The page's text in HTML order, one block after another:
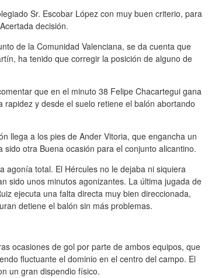
Sr. Escobar López con muy buen criterio, para
decisión.
de la Comunidad Valenciana, se da cuenta que
ha tenido que corregir la posición de alguno de
que en el minuto 38 Felipe Chacartegui gana
y desde el suelo retiene el balón abortando
llega a los pies de Ander Vitoria, que engancha un
otra Buena ocasión para el conjunto alicantino.
agonía total. El Hércules no le dejaba ni siquiera
sido unos minutos agonizantes. La última jugada de
ejecuta una falta directa muy bien direccionada,
detiene el balón sin más problemas.
ocasiones de gol por parte de ambos equipos, que
fluctuante el dominio en el centro del campo. El
un gran dispendio físico.